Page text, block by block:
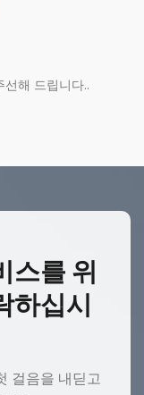
해 드립니다..
스를 위
하십시
걸음을 내딛고